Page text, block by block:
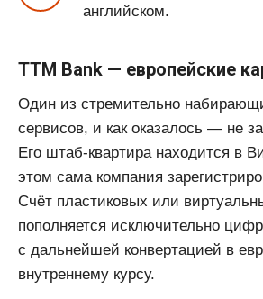
английском.
TTM Bank — европейские
Один из стремительно
сервисов, и как оказалось — не
Его штаб-квартира находится в
этом сама компания
Счёт пластиковых или
пополняется исключительно
с дальнейшей конвертацией в
внутреннему курсу.